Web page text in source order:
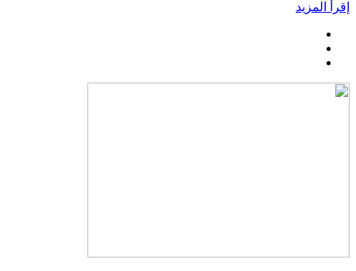
إقرأ المزيد